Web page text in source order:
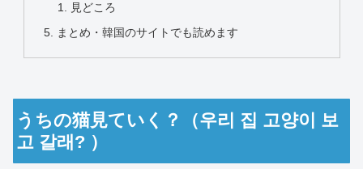
見どころ
まとめ・韓国のサイトでも読めます
うちの猫見ていく？（우리 집 고양이 보
고 갈래? ）